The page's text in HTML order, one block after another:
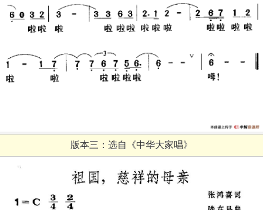
版本三：选自《中华大家唱》